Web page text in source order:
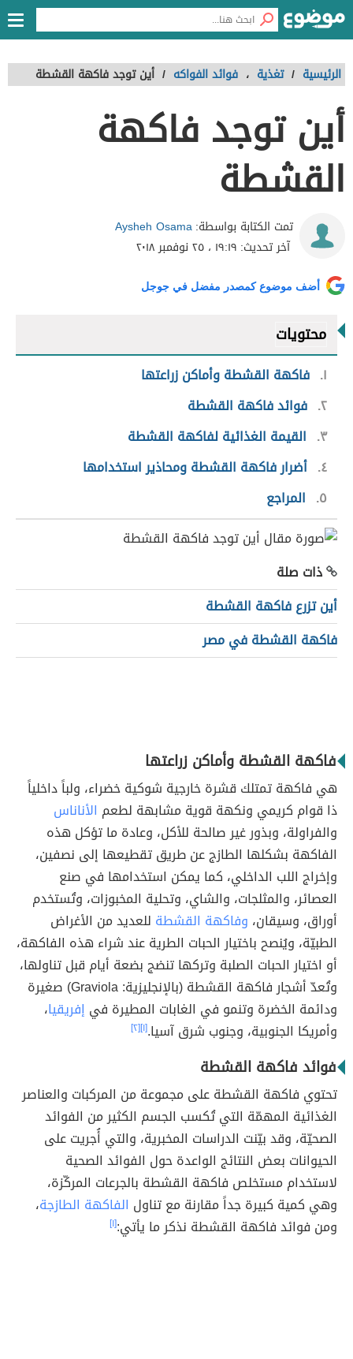
الرئيسية / تغذية ، فوائد الفواكه / أين توجد فاكهة القشطة
أين توجد فاكهة
القشطة
تمت الكتابة بواسطة:Aysheh Osama
آخر تحديث: ١٩:١٩ ، ٢٥ نوفمبر ٢٠١٨
أضف موضوع كمصدر مفضل في جوجل
محتويات
١ فاكهة القشطة وأماكن زراعتها
٢ فوائد فاكهة القشطة
٣
القيمة الغذائية لفاكهة القشطة
٤ أضرار فاكهة القشطة ومحاذير استخدامها
٥
المراجع
ذات صلة
أين تزرع فاكهة القشطة
فاكهة القشطة في مصر
فاكهة القشطة وأماكن زراعتها
هي فاكهة تمتلك قشرة خارجية شوكية خضراء، ولباً داخلياً
ذا قوام كريمي ونكهة قوية مشابهة لطعم الأناناس
والفراولة، وبذور غير صالحة للأكل، وعادة ما تؤكل هذه
الفاكهة بشكلها الطازج عن طريق تقطيعها إلى نصفين،
وإخراج اللب الداخلي، كما يمكن استخدامها في صنع
العصائر، والمثلجات، والشاي، وتحلية المخبوزات، وتُستخدم
أوراق، وسيقان، وفاكهة القشطة للعديد من الأغراض
الطبيّة، ويُنصح باختيار الحبات الطرية عند شراء هذه الفاكهة،
أو اختيار الحبات الصلبة وتركها تنضج بضعة أيام قبل تناولها،
وتُعدّ أشجار فاكهة القشطة (بالإنجليزية: Graviola) صغيرة
ودائمة الخضرة وتنمو في الغابات المطيرة في إفريقيا،
وأمريكا الجنوبية، وجنوب شرق آسيا.[١] [٢]
فوائد فاكهة القشطة
تحتوي فاكهة القشطة على مجموعة من المركبات والعناصر
الغذائية المهمّة التي تُكسب الجسم الكثير من الفوائد
الصحيّة، وقد بيّنت الدراسات المخبرية، والتي أُجريت على
الحيوانات بعض النتائج الواعدة حول الفوائد الصحية
لاستخدام مستخلص فاكهة القشطة بالجرعات المركّزة،
وهي كمية كبيرة جداً مقارنة مع تناول الفاكهة الطازجة،
ومن فوائد فاكهة القشطة نذكر ما يأتي:[١]